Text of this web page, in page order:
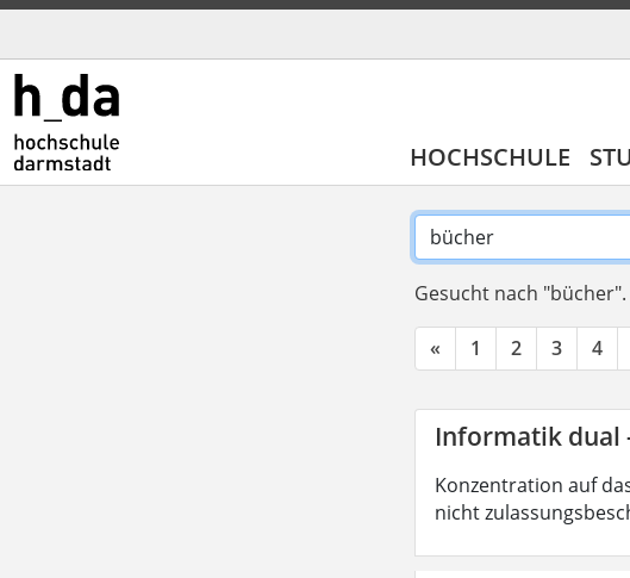
HOCHSCHULE
Gesucht nach "bücher".
« 1 2 3 4
Informatik dual
Konzentration auf
nicht